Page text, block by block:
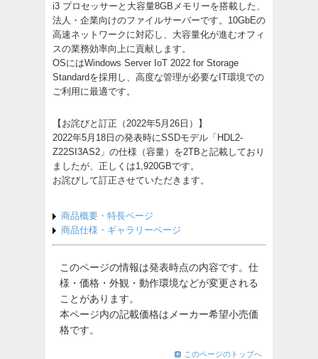
i3 プロセッサーと大容量8GBメモリーを搭載した、
法人・企業向けのファイルサーバーです。10GbEの
高速ネットワークに対応し、大容量化が進むオフィ
スの業務効率向上に貢献します。
OSにはWindows Server IoT 2022 for Storage
Standardを採用し、高度な管理が必要なIT環境での
ご利用に最適です。
【お詫びと訂正（2022年5月26日）】
2022年5月18日の発表時にSSDモデル「HDL2-
Z22SI3AS2」の仕様（容量）を2TBと記載しており
ましたが、正しくは1,920GBです。
お詫びして訂正させていただきます。
商品概要・特長ページ
商品仕様・ギャラリーページ
このページの情報は発表時点の内容です。仕
様・価格・外観・動作環境などが変更される
ことがあります。
本ページ内の記載価格はメーカー希望小売価
格です。
このページのトップへ